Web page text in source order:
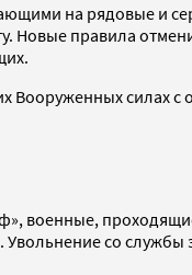
на рядовые и
Новые правила
Вооруженных силах
военные,
со